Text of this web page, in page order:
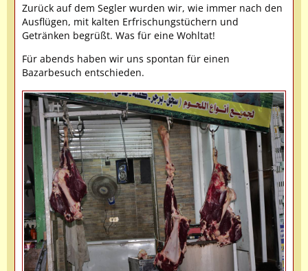
Zurück auf dem Segler wurden wir, wie immer nach den
Ausflügen, mit kalten Erfrischungstüchern und
Getränken begrüßt. Was für eine Wohltat!
Für abends haben wir uns spontan für einen
Bazarbesuch entschieden.